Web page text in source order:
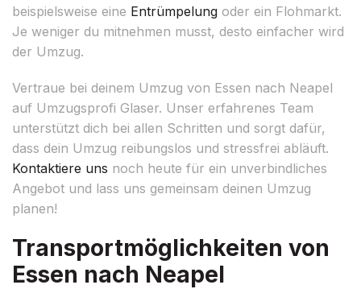
beispielsweise eine Entrümpelung oder ein Flohmarkt.
Je weniger du mitnehmen musst, desto einfacher wird
der Umzug.
Vertraue bei deinem Umzug von Essen nach Neapel
auf Umzugsprofi Glaser. Unser erfahrenes Team
unterstützt dich bei allen Schritten und sorgt dafür,
dass dein Umzug reibungslos und stressfrei abläuft.
Kontaktiere uns noch heute für ein unverbindliches
Angebot und lass uns gemeinsam deinen Umzug
planen!
Transportmöglichkeiten von
Essen nach Neapel